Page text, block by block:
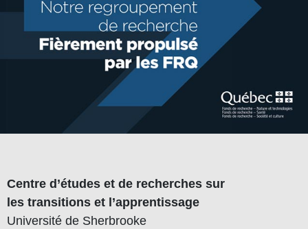
Centre d’études et de recherches sur
les transitions et l’apprentissage
Université de Sherbrooke